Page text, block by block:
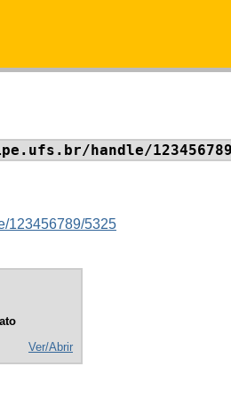
handle/
123456789/5325
Ver/Abrir